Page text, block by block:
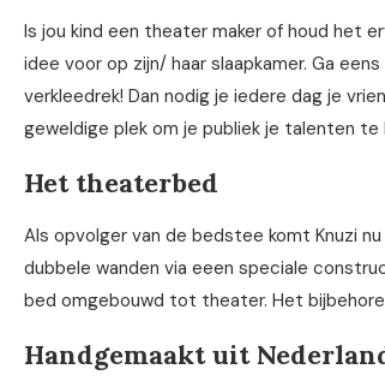
Is jou kind een theater maker of houd het
idee voor op zijn/ haar slaapkamer. Ga
verkleedrek! Dan nodig je iedere dag je
geweldige plek om je publiek je talenten te
Het theaterbed
Als opvolger van de bedstee komt Knuzi
dubbele wanden via eeen speciale
bed omgebouwd tot theater. Het
Handgemaakt uit